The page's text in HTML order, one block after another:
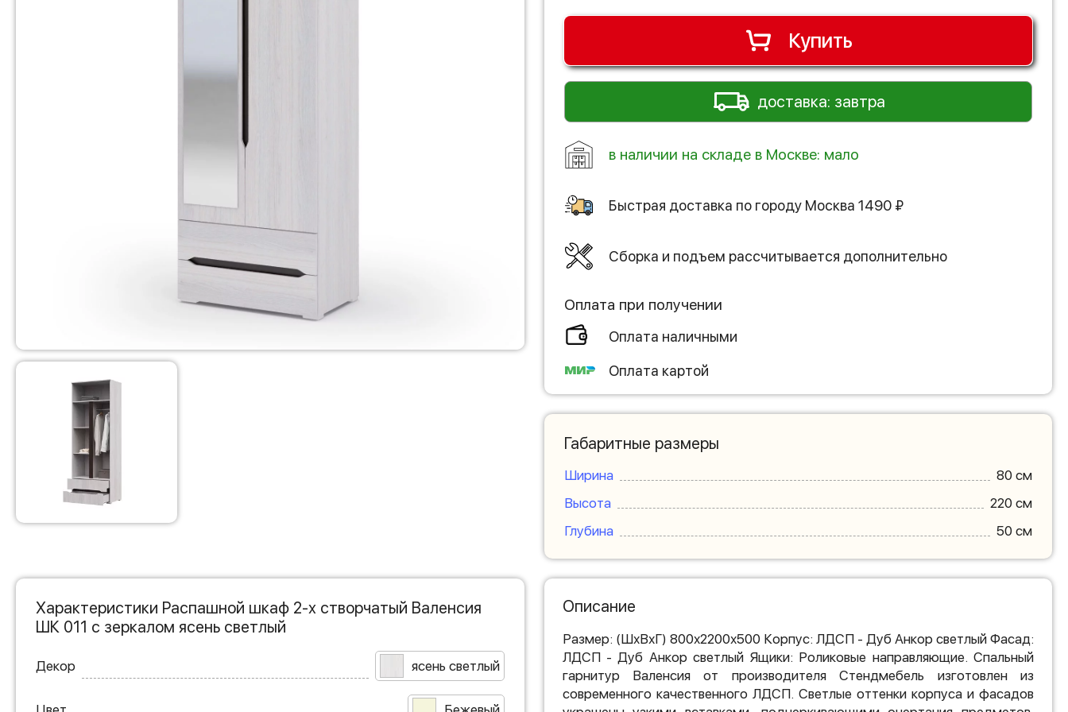
Купить
доставка: завтра
в наличии на складе в Москве: мало
Быстрая доставка по городу Москва 1490 ₽
Сборка и подъем рассчитывается дополнительно
Оплата при получении
Оплата наличными
Оплата картой
Габаритные размеры
Ширина
80 см
Высота
220 см
Глубина
50 см
Характеристики Распашной шкаф 2-х створчатый Валенсия
ШК 011 с зеркалом ясень светлый
Декор ясень светлый
Описание
Размер: (ШхВхГ) 800х2200х500 Корпус: ЛДСП - Дуб Анкор светлый Фасад:
ЛДСП - Дуб Анкор светлый Ящики: Роликовые направляющие. Спальный
гарнитур Валенсия от производителя Стендмебель изготовлен из
современного качественного ЛДСП. Светлые оттенки корпуса и фасадов